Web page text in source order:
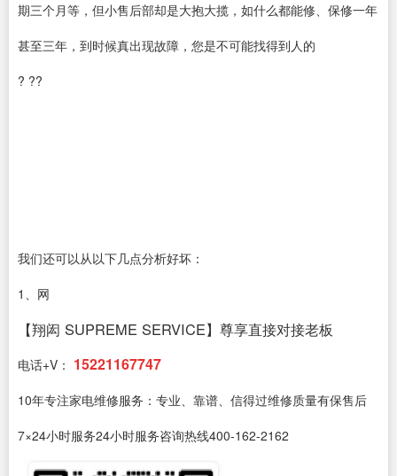
期三个月等，但小售后部却是大抱大揽，如什么都能修、保修一年
甚至三年，到时候真出现故障，您是不可能找得到人的
? ??
我们还可以从以下几点分析好坏：
1、网
【翔闳 SUPREME SERVICE】尊享直接对接老板
电话+V： 15221167747
10年专注家电维修服务：专业、靠谱、信得过维修质量有保售后
7×24小时服务24小时服务咨询热线400-162-2162